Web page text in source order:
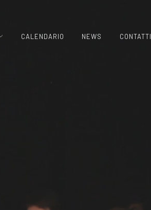
CALENDARIO NEWS CONTATTI